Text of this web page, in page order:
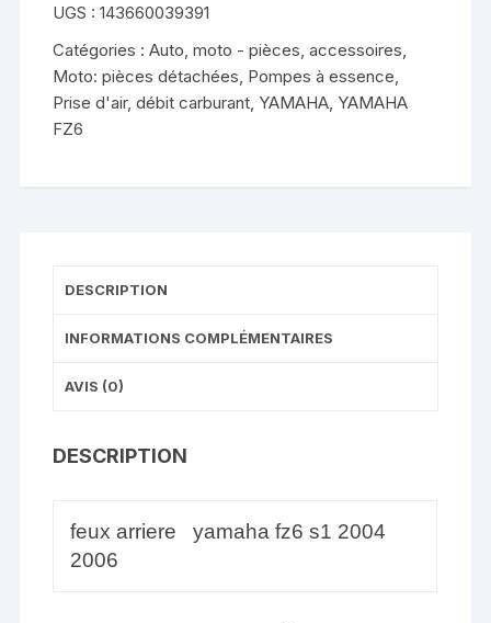
UGS :143660039391
Catégories :Auto, moto - pièces, accessoires
Moto: pièces détachées Pompes à essence
Prise d'air, débit carburant YAMAHA YAMAHA
FZ6
DESCRIPTION
INFORMATIONS COMPLÉMENTAIRES
AVIS (0)
DESCRIPTION
feux arriere yamaha fz6 s1 2004
2006